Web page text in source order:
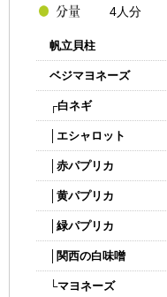
4人分
帆立貝柱
ベジマヨネーズ
┌白ネギ
│エシャロット
│赤パプリカ
│黄パプリカ
│緑パプリカ
│関西の白味噌
└マヨネーズ